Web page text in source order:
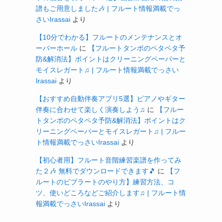
譜もご用意しました🎶 | フルート情報満載でっ
さいIrassai より
【10分でわかる】フルートのメンテナンスとオ
ーバーホール に
【フルートタンポのペタペタ予
防&解消法】ポイントはクリーニングペーパーと
モイスレガート♫ | フルート情報満載でっさい
Irassai より
【おすすめ自動伴奏アプリ5選】ピアノやギター
伴奏に合わせて楽しく演奏しよう♫ に
【フルー
トタンポのペタペタ予防&解消法】ポイントはク
リーニングペーパーとモイスレガート♫ | フルー
ト情報満載でっさいIrassai より
【初心者用】フルート音階練習楽譜を作ってみ
た２🎶 無料でダウンロードできます🎵 に
【フ
ルートのビブラートのやり方】練習方法、コ
ツ、使いどころなどご紹介します♫ | フルート情
報満載でっさいIrassai より